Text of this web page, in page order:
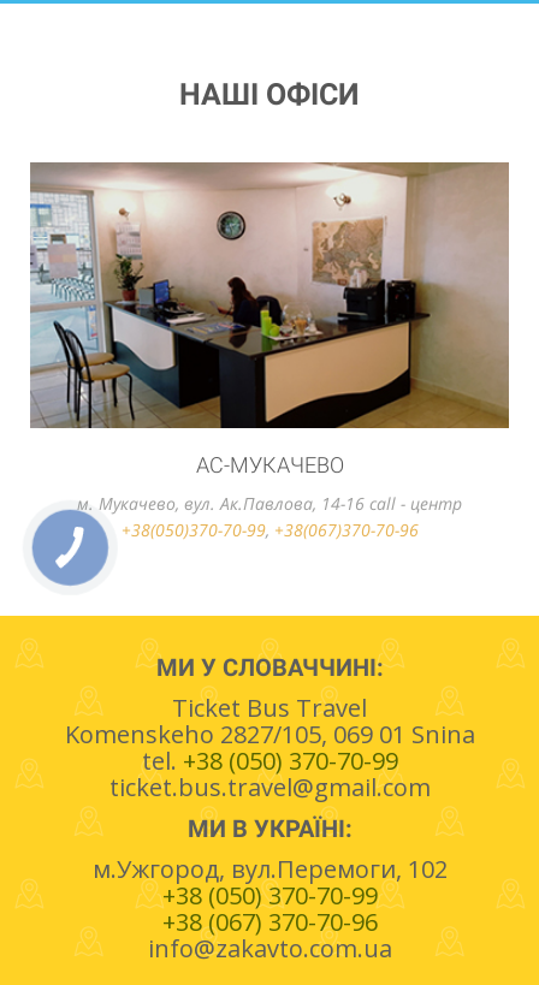
НАШІ ОФІСИ
АС-УЖГОРОД
м. Ужгород, вул. Станцiйна, 2 call - центр
+38(050)370-70-99,+38(067)370-70-96
МИ У СЛОВАЧЧИНІ:
Ticket Bus Travel
Komenskeho 2827/105, 069 01 Snina
tel. +38 (050) 370-70-99
ticket.bus.travel@gmail.com
МИ В УКРАЇНІ:
м.Ужгород, вул.Перемоги, 102
+38 (050) 370-70-99
+38 (067) 370-70-96
info@zakavto.com.ua